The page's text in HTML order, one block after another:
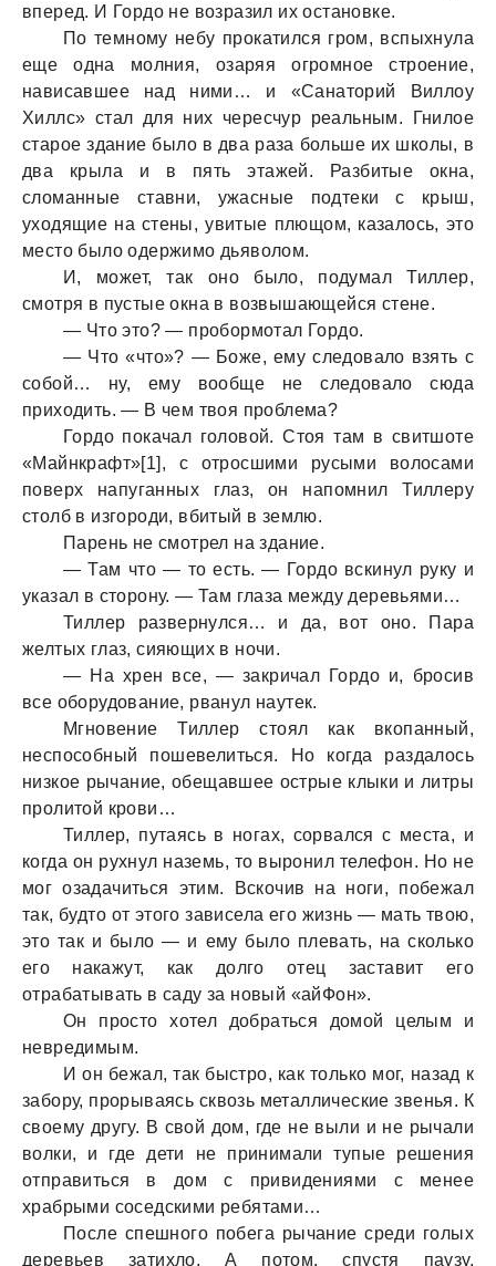
вперед. И Гордо не возразил их остановке.
По темному небу прокатился гром, вспыхнула
еще одна молния, озаряя огромное строение,
нависавшее над ними… и «Санаторий Виллоу
Хиллс» стал для них чересчур реальным. Гнилое
старое здание было в два раза больше их школы, в
два крыла и в пять этажей. Разбитые окна,
сломанные ставни, ужасные подтеки с крыш,
уходящие на стены, увитые плющом, казалось, это
место было одержимо дьяволом.
И, может, так оно было, подумал Тиллер,
смотря в пустые окна в возвышающейся стене.
— Что это? — пробормотал Гордо.
— Что «что»? — Боже, ему следовало взять с
собой… ну, ему вообще не следовало сюда
приходить. — В чем твоя проблема?
Гордо покачал головой. Стоя там в свитшоте
«Майнкрафт»[1], с отросшими русыми волосами
поверх напуганных глаз, он напомнил Тиллеру
столб в изгороди, вбитый в землю.
Парень не смотрел на здание.
— Там что — то есть. — Гордо вскинул руку и
указал в сторону. — Там глаза между деревьями…
Тиллер развернулся… и да, вот оно. Пара
желтых глаз, сияющих в ночи.
— На хрен все, — закричал Гордо и, бросив
все оборудование, рванул наутек.
Мгновение Тиллер стоял как вкопанный,
неспособный пошевелиться. Но когда раздалось
низкое рычание, обещавшее острые клыки и литры
пролитой крови…
Тиллер, путаясь в ногах, сорвался с места, и
когда он рухнул наземь, то выронил телефон. Но не
мог озадачиться этим. Вскочив на ноги, побежал
так, будто от этого зависела его жизнь — мать твою,
это так и было — и ему было плевать, на сколько
его накажут, как долго отец заставит его
отрабатывать в саду за новый «айФон».
Он просто хотел добраться домой целым и
невредимым.
И он бежал, так быстро, как только мог, назад к
забору, прорываясь сквозь металлические звенья. К
своему другу. В свой дом, где не выли и не рычали
волки, и где дети не принимали тупые решения
отправиться в дом с привидениями с менее
храбрыми соседскими ребятами…
После спешного побега рычание среди голых
деревьев затихло. А потом, спустя паузу,